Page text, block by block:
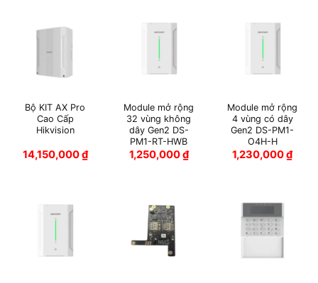
Bộ KIT AX Pro
Cao Cấp
Hikvision
14,150,000₫
Module mở rộng
32 vùng không
dây Gen2 DS-
PM1-RT-HWB
1,250,000₫
Module mở rộng
4 vùng có dây
Gen2 DS-PM1-
O4H-H
1,230,000₫